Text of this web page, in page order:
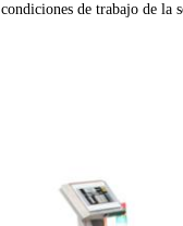
de trabajo de la